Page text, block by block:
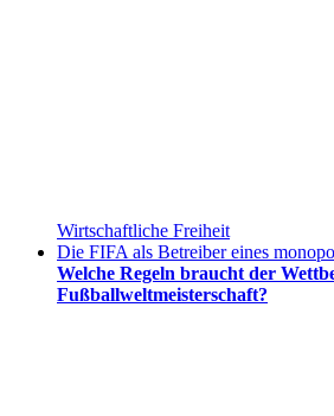
Wirtschaftliche Freiheit
Die FIFA als Betreiber eines
Welche Regeln braucht der
Fußballweltmeisterschaft?